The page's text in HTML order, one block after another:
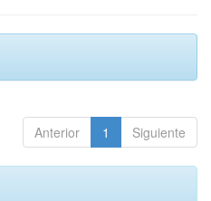
Anterior 1 Siguiente